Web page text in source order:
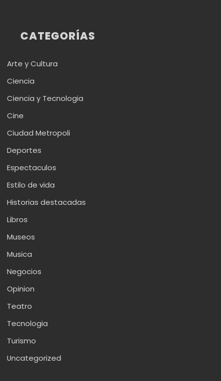
CATEGORÍAS
Arte y Cultura
Ciencia
Ciencia y Tecnologia
Cine
Ciudad Metropoli
Deportes
Espectaculos
Estilo de vida
Historias destacadas
Libros
Museos
Musica
Negocios
Opinion
Teatro
Tecnologia
Turismo
Uncategorized